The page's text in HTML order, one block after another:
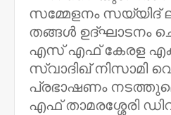
സമ്മേളനം
തങ്ങള്‍ ഉദ്ഘാടനം
എസ് എഫ് കേരള
സ്വാദിഖ് നിസാമി
പ്രഭാഷണം
എഫ് താമരശ്ശേരി